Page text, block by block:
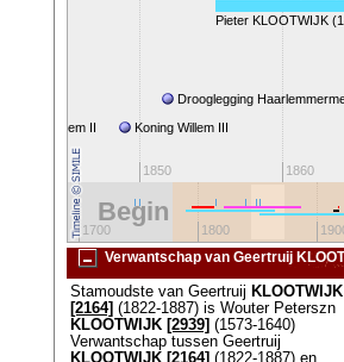
1850 1860
Pieter KLOOTWIJK
Drooglegging
Koning Willem III
Koning Willem II
1700 1800
Begin
Verwantschap van Geertruij
Stamoudste van Geertruij KLOOTWIJK
[2164] (1822-1887) is Wouter Peterszn
KLOOTWIJK [2939] (1573-1640)
Verwantschap tussen Geertruij
KLOOTWIJK [2164] (1822-1887) en